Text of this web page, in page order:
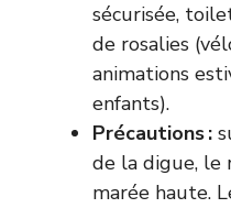
sécurisée,
de rosalies
animations
enfants).
Précautions :
de la digue, le
marée haute.